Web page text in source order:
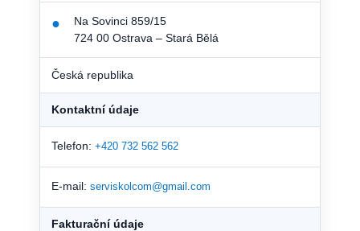
●
Na Sovinci 859/15
724 00 Ostrava – Stará Bělá
Česká republika
Kontaktní údaje
Telefon: +420 732 562 562
E-mail: serviskolcom@gmail.com
Fakturační údaje